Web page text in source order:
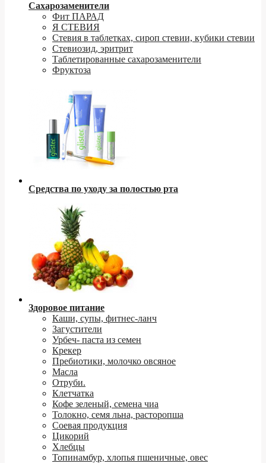
Сахарозаменители
Фит ПАРАД
Я СТЕВИЯ
Стевия в таблетках, сироп стевии, кубики стевии
Стевиозид, эритрит
Таблетированные сахарозаменители
Фруктоза
Средства по уходу за полостью рта
Здоровое питание
Каши, супы, фитнес-ланч
Загустители
Урбеч- паста из семен
Крекер
Пребиотики, молочко овсяное
Масла
Отруби.
Клетчатка
Кофе зеленый, семена чиа
Толокно, семя льна, расторопша
Соевая продукция
Цикорий
Хлебцы
Топинамбур, хлопья пшеничные, овес